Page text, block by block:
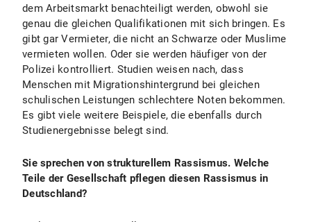
dem Arbeitsmarkt benachteiligt werden, obwohl sie
genau die gleichen Qualifikationen mit sich bringen. Es
gibt gar Vermieter, die nicht an Schwarze oder Muslime
vermieten wollen. Oder sie werden häufiger von der
Polizei kontrolliert. Studien weisen nach, dass
Menschen mit Migrationshintergrund bei gleichen
schulischen Leistungen schlechtere Noten bekommen.
Es gibt viele weitere Beispiele, die ebenfalls durch
Studienergebnisse belegt sind.
Sie sprechen von strukturellem Rassismus. Welche
Teile der Gesellschaft pflegen diesen Rassismus in
Deutschland?